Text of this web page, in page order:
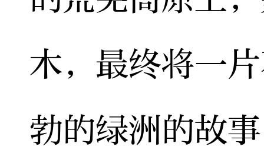
木，最终将一
勃的绿洲的故